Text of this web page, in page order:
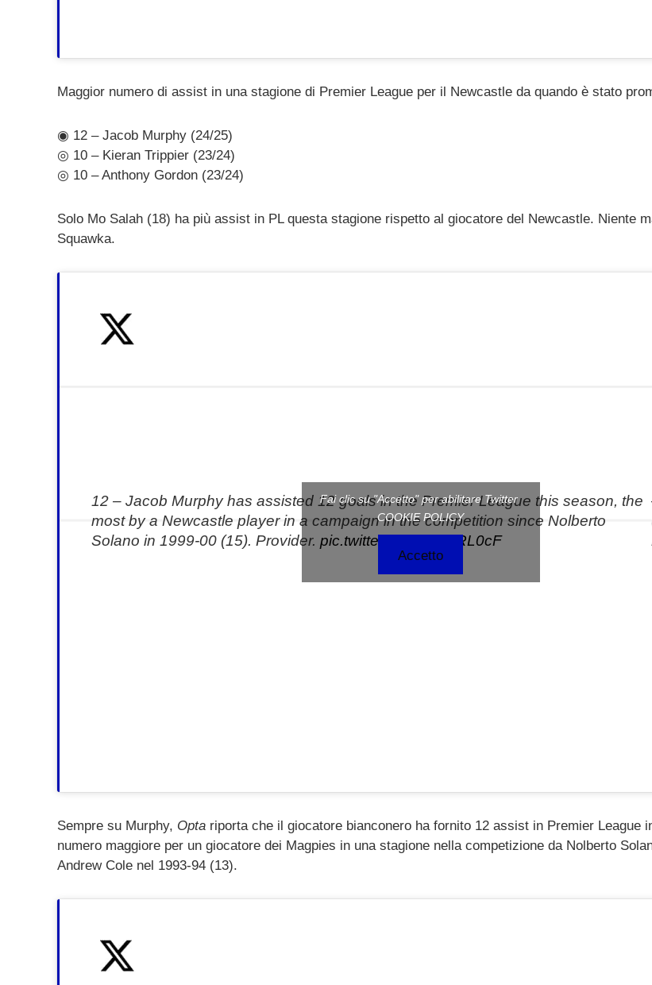
Maggior numero di assist in una stagione di Premier League per il Newcastle da quando è stato
◉ 12 – Jacob Murphy (24/25)
◎ 10 – Kieran Trippier (23/24)
◎ 10 – Anthony Gordon (23/24)
Solo Mo Salah (18) ha più assist in PL questa stagione rispetto al giocatore del Newcastle. Niente
Squawka.
12 – Jacob Murphy has assisted 12 goals in the Premier League this season, the
most by a Newcastle player in a campaign in the competition since Nolberto
Solano in 1999-00 (15). Provider. pic.twitter.com/IQi7xRL0cF
Fai clic su "Accetto" per abilitare Twitter
COOKIE POLICY
Accetto
Sempre su Murphy, Opta riporta che il giocatore bianconero ha fornito 12 assist in Premier League
numero maggiore per un giocatore dei Magpies in una stagione nella competizione da Nolberto
Andrew Cole nel 1993-94 (13).